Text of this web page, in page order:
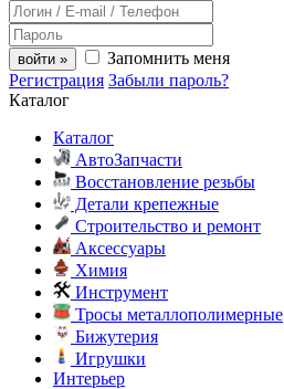
войти »
Запомнить меня
Регистрация Забыли пароль?
Каталог
Каталог
АвтоЗапчасти
Восстановление резьбы
Детали крепежные
Строительство и ремонт
Аксессуары
Химия
Инструмент
Тросы металлополимерные
Бижутерия
Игрушки
Интерьер